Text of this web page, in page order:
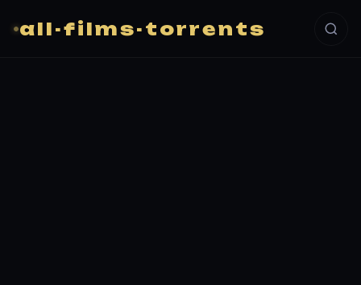
all-films-torrents